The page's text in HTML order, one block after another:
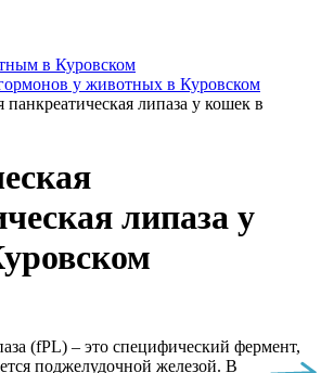
в Куровском
у животных в Куровском
липаза у кошек в
липаза у
(fPL) – это специфический фермент,
поджелудочной железой. В